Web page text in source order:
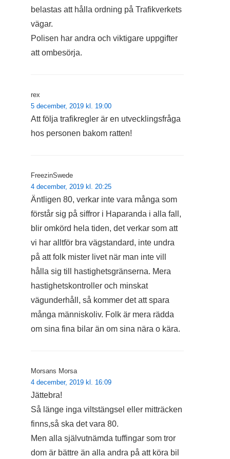
belastas att hålla ordning på Trafikverkets
vägar.
Polisen har andra och viktigare uppgifter
att ombesörja.
rex
5 december, 2019 kl. 19:00
Att följa trafikregler är en utvecklingsfråga
hos personen bakom ratten!
FreezinSwede
4 december, 2019 kl. 20:25
Äntligen 80, verkar inte vara många som
förstår sig på siffror i Haparanda i alla fall,
blir omkörd hela tiden, det verkar som att
vi har alltför bra vägstandard, inte undra
på att folk mister livet när man inte vill
hålla sig till hastighetsgränserna. Mera
hastighetskontroller och minskat
vägunderhåll, så kommer det att spara
många människoliv. Folk är mera rädda
om sina fina bilar än om sina nära o kära.
Morsans Morsa
4 december, 2019 kl. 16:09
Jättebra!
Så länge inga viltstängsel eller mitträcken
finns,så ska det vara 80.
Men alla självutnämda tuffingar som tror
dom är bättre än alla andra på att köra bil